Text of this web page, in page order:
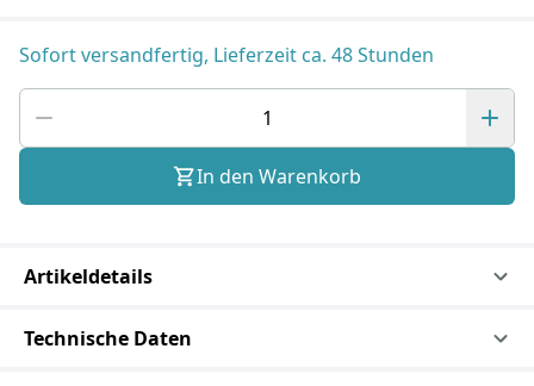
Sofort versandfertig, Lieferzeit ca. 48 Stunden
In den Warenkorb
Artikeldetails
Technische Daten